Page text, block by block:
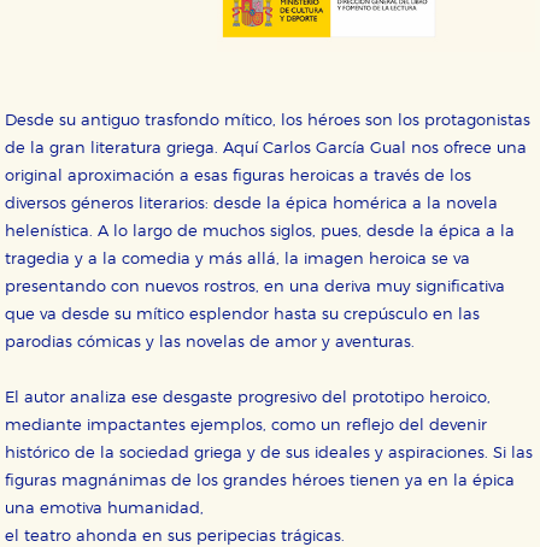
Desde su antiguo trasfondo mítico, los héroes son los protagonistas
de la gran literatura griega. Aquí Carlos García Gual nos ofrece una
original aproximación a esas figuras heroicas a través de los
diversos géneros literarios: desde la épica homérica a la novela
helenística. A lo largo de muchos siglos, pues, desde la épica a la
tragedia y a la comedia y más allá, la imagen heroica se va
presentando con nuevos rostros, en una deriva muy significativa
que va desde su mítico esplendor hasta su crepúsculo en las
parodias cómicas y las novelas de amor y aventuras.
El autor analiza ese desgaste progresivo del prototipo heroico,
mediante impactantes ejemplos, como un reflejo del devenir
histórico de la sociedad griega y de sus ideales y aspiraciones. Si las
figuras magnánimas de los grandes héroes tienen ya en la épica
una emotiva humanidad,
el teatro ahonda en sus peripecias trágicas.
CONFIGURACIÓN DE COOKIES
Cookies necesarias
nuestro sistema. Es posible hacerlo desde el
navegador, pero en ese caso es posible que algunas
áreas de nuestra web dejen de funcionar
correctamente.
Cookies de rendimiento y analíticas
Estas cookies se utilizan para mejorar su experiencia
de navegación y optimizar el funcionamiento de